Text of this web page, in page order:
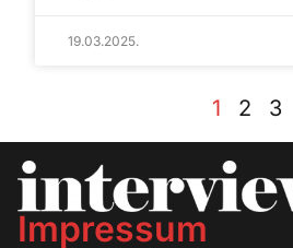
19.03.2025.
1 2 3
Impressum